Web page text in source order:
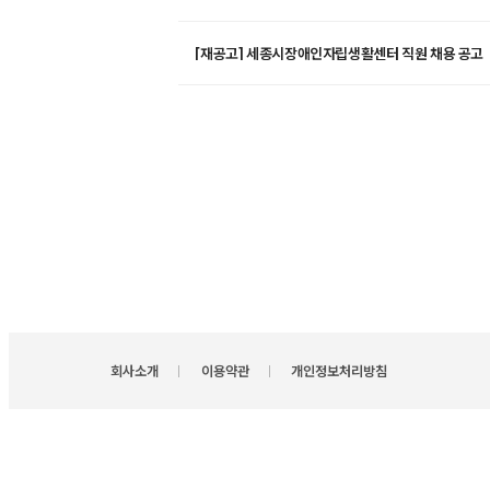
[재공고] 세종시장애인자립생활센터 직원 채용 공고
회사소개 이용약관 개인정보처리방침